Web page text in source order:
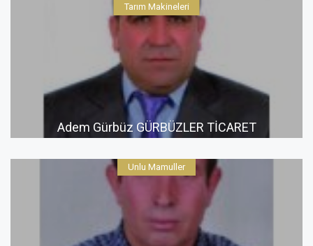
Adem Gürbüz GÜRBÜZLER TİCARET
Tarım Makineleri
Unlu Mamuller